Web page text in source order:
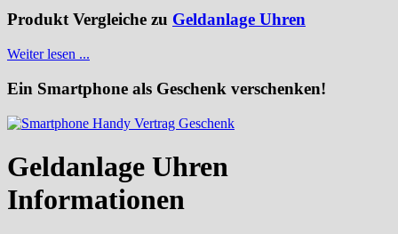
Produkt Vergleiche zu Geldanlage Uhren
Weiter lesen ...
Ein Smartphone als Geschenk verschenken!
Geldanlage Uhren
Informationen